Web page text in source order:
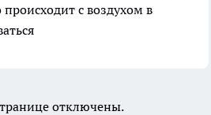
с воздухом в
отключены.